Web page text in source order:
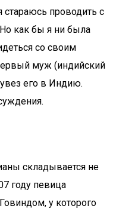
проводить с
как бы я ни была
со своим
муж (индийский
его в Индию.
складывается не
году певица
у которого